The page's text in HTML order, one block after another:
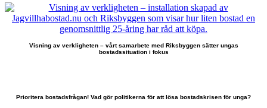
Visning av verkligheten – vårt samarbete med Riksbyggen sätter ungas
bostadssituation i fokus
Prioritera bostadsfrågan! Vad gör politikerna för att lösa bostadskrisen för unga?